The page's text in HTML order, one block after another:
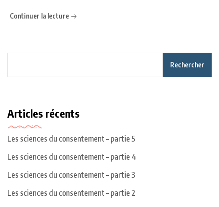
Continuer la lecture
Rechercher
Articles récents
Les sciences du consentement – partie 5
Les sciences du consentement – partie 4
Les sciences du consentement – partie 3
Les sciences du consentement – partie 2